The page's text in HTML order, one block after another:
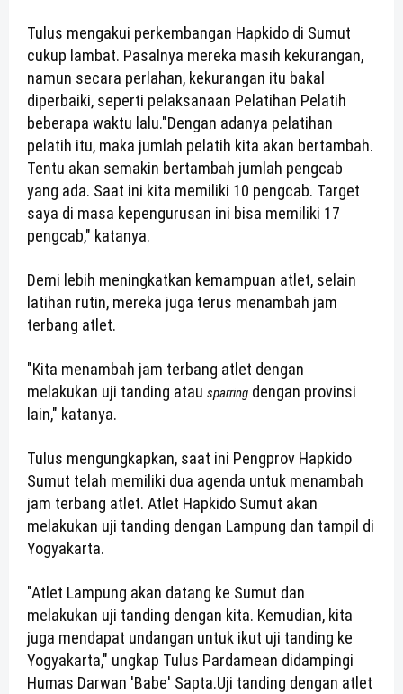
Tulus mengakui perkembangan Hapkido di Sumut
cukup lambat. Pasalnya mereka masih kekurangan,
namun secara perlahan, kekurangan itu bakal
diperbaiki, seperti pelaksanaan Pelatihan Pelatih
beberapa waktu lalu."Dengan adanya pelatihan
pelatih itu, maka jumlah pelatih kita akan bertambah.
Tentu akan semakin bertambah jumlah pengcab
yang ada. Saat ini kita memiliki 10 pengcab. Target
saya di masa kepengurusan ini bisa memiliki 17
pengcab," katanya.
Demi lebih meningkatkan kemampuan atlet, selain
latihan rutin, mereka juga terus menambah jam
terbang atlet.
"Kita menambah jam terbang atlet dengan
melakukan uji tanding atau sparring dengan provinsi
lain," katanya.
Tulus mengungkapkan, saat ini Pengprov Hapkido
Sumut telah memiliki dua agenda untuk menambah
jam terbang atlet. Atlet Hapkido Sumut akan
melakukan uji tanding dengan Lampung dan tampil di
Yogyakarta.
"Atlet Lampung akan datang ke Sumut dan
melakukan uji tanding dengan kita. Kemudian, kita
juga mendapat undangan untuk ikut uji tanding ke
Yogyakarta," ungkap Tulus Pardamean didampingi
Humas Darwan 'Babe' Sapta.Uji tanding dengan atlet